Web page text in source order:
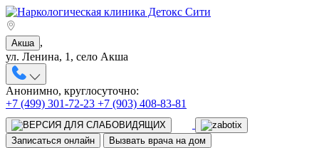
Акша ,
ул. Ленина, 1, село Акша
Анонимно, круглосуточно:
+7 (499) 301-72-23 +7 (903) 408-83-81
Записаться онлайн Вызвать врача на дом